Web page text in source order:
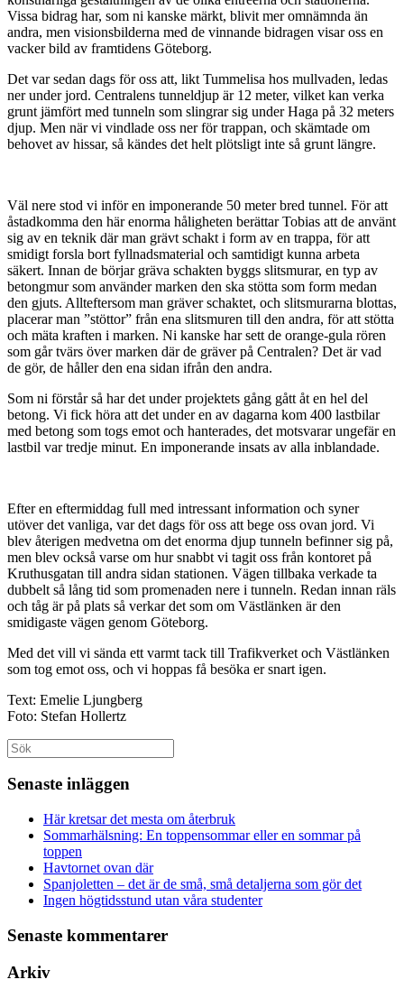
Vissa bidrag har, som ni kanske märkt, blivit mer omnämnda än
andra, men visionsbilderna med de vinnande bidragen visar oss en
vacker bild av framtidens Göteborg.
Det var sedan dags för oss att, likt Tummelisa hos mullvaden, ledas
ner under jord. Centralens tunneldjup är 12 meter, vilket kan verka
grunt jämfört med tunneln som slingrar sig under Haga på 32 meters
djup. Men när vi vindlade oss ner för trappan, och skämtade om
behovet av hissar, så kändes det helt plötsligt inte så grunt längre.
Väl nere stod vi inför en imponerande 50 meter bred tunnel. För att
åstadkomma den här enorma håligheten berättar Tobias att de använt
sig av en teknik där man grävt schakt i form av en trappa, för att
smidigt forsla bort fyllnadsmaterial och samtidigt kunna arbeta
säkert. Innan de börjar gräva schakten byggs slitsmurar, en typ av
betongmur som använder marken den ska stötta som form medan
den gjuts. Allteftersom man gräver schaktet, och slitsmurarna blottas,
placerar man ”stöttor” från ena slitsmuren till den andra, för att stötta
och mäta kraften i marken. Ni kanske har sett de orange-gula rören
som går tvärs över marken där de gräver på Centralen? Det är vad
de gör, de håller den ena sidan ifrån den andra.
Som ni förstår så har det under projektets gång gått åt en hel del
betong. Vi fick höra att det under en av dagarna kom 400 lastbilar
med betong som togs emot och hanterades, det motsvarar ungefär en
lastbil var tredje minut. En imponerande insats av alla inblandade.
Efter en eftermiddag full med intressant information och syner
utöver det vanliga, var det dags för oss att bege oss ovan jord. Vi
blev återigen medvetna om det enorma djup tunneln befinner sig på,
men blev också varse om hur snabbt vi tagit oss från kontoret på
Kruthusgatan till andra sidan stationen. Vägen tillbaka verkade ta
dubbelt så lång tid som promenaden nere i tunneln. Redan innan räls
och tåg är på plats så verkar det som om Västlänken är den
smidigaste vägen genom Göteborg.
Med det vill vi sända ett varmt tack till Trafikverket och Västlänken
som tog emot oss, och vi hoppas få besöka er snart igen.
Text: Emelie Ljungberg
Foto: Stefan Hollertz
Sök
efter:
Senaste inläggen
Här kretsar det mesta om återbruk
Sommarhälsning: En toppensommar eller en sommar på
toppen
Havtornet ovan där
Spanjoletten – det är de små, små detaljerna som gör det
Ingen högtidsstund utan våra studenter
Senaste kommentarer
Arkiv